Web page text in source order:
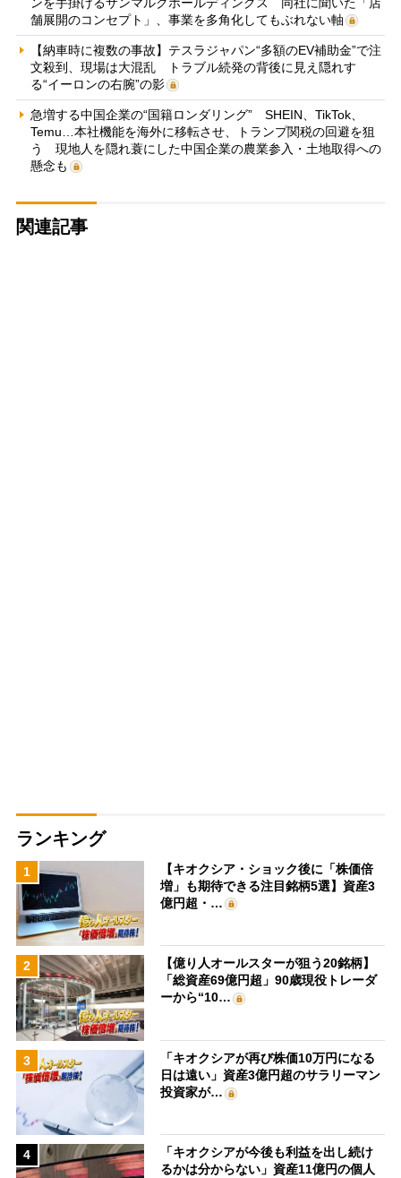
舗展開のコンセプト」、事業を多角化してもぶれない軸
【納車時に複数の事故】テスラジャパン“多額のEV補助金”で注
文殺到、現場は大混乱 トラブル続発の背後に見え隠れす
る“イーロンの右腕”の影
急増する中国企業の“国籍ロンダリング” SHEIN、TikTok、
Temu…本社機能を海外に移転させ、トランプ関税の回避を狙
う 現地人を隠れ蓑にした中国企業の農業参入・土地取得への
懸念も
関連記事
ランキング
1
【キオクシア・ショック後に「株価倍
増」も期待できる注目銘柄5選】資産3
億円超・…
2
【億り人オールスターが狙う20銘柄】
「総資産69億円超」90歳現役トレーダ
ーから“10…
3
「キオクシアが再び株価10万円になる
日は遠い」資産3億円超のサラリーマン
投資家が…
4
「キオクシアが今後も利益を出し続け
るかは分からない」資産11億円の個人